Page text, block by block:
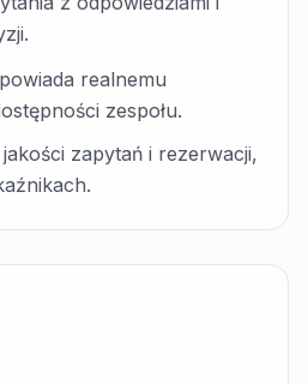
realnemu
zespołu.
zapytań i rezerwacji,